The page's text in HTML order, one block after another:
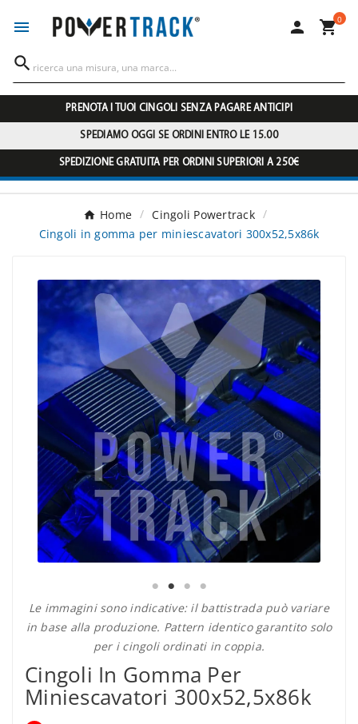
  0

PRENOTA I TUOI CINGOLI SENZA PAGARE ANTICIPI
SPEDIAMO OGGI SE ORDINI ENTRO LE 15.00
SPEDIZIONE GRATUITA PER ORDINI SUPERIORI A 250€
Home
Cingoli Powertrack
Cingoli in gomma per miniescavatori 300x52,5x86k
Le immagini sono indicative: il battistrada può variare
in base alla produzione. Pattern identico garantito solo
per i cingoli ordinati in coppia.
Cingoli In Gomma Per
Miniescavatori 300x52,5x86k